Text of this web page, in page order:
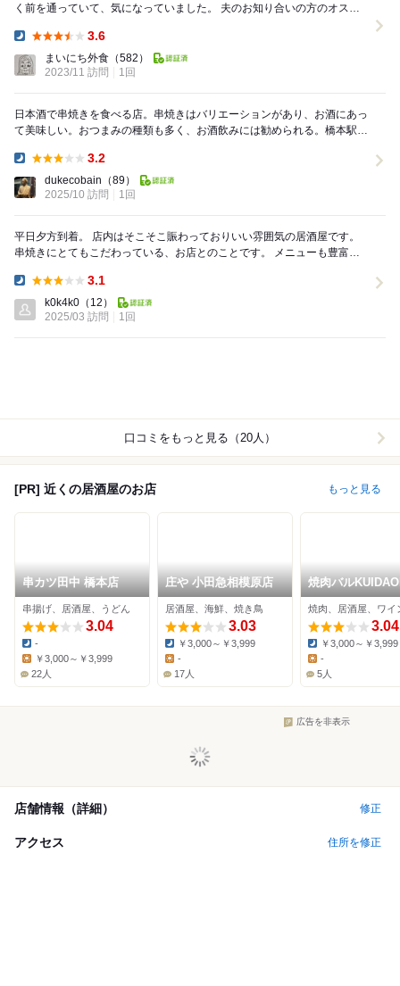
く前を通っていて、気になっていました。 夫のお知り合いの方のオスス
3.6
まいにち外食 （582）
2023/11 訪問
1回
日本酒で串焼きを食べる店。串焼きはバリエーションがあり、お酒にあっ
て美味しい。おつまみの種類も多く、お酒飲みには勧められる。橋本駅か
3.2
dukecobain （89）
2025/10 訪問
1回
平日夕方到着。 店内はそこそこ賑わっておりいい雰囲気の居酒屋です。
串焼きにとてもこだわっている、お店とのことです。 メニューも豊富で
3.1
k0k4k0 （12）
2025/03 訪問
1回
口コミをもっと見る（20人）
[PR] 近くの居酒屋のお店 もっと見る
串カツ田中 橋本店
串揚げ、居酒屋、うどん
3.04
Dinner:
-
Lunch:
￥3,000～￥3,999
22人
庄や 小田急相模原店
居酒屋、海鮮、焼き鳥
3.03
Dinner:
￥3,000～￥3,999
Lunch:
-
17人
焼肉バル
焼肉、居酒屋、ワイ
3.04
Dinner:
￥3,000～￥3,999
Lunch:
-
5人
広告を非表示
店舗情報（詳細） 修正
アクセス 住所を修正